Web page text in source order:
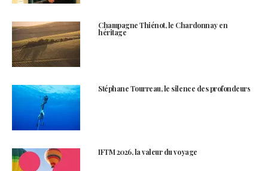
Champagne Thiénot, le Chardonnay en
héritage
Stéphane Tourreau, le silence des profondeurs
IFTM 2026, la valeur du voyage